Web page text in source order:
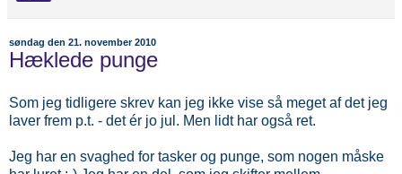
søndag den 21. november 2010
Hæklede punge
Som jeg tidligere skrev kan jeg ikke vise så meget af det jeg
laver frem p.t. - det ér jo jul. Men lidt har også ret.
Jeg har en svaghed for tasker og punge, som nogen måske